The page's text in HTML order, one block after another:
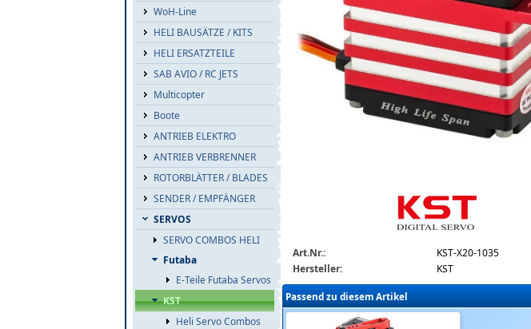
WoH-Line
HELI BAUSÄTZE / KITS
HELI ERSATZTEILE
SAB AVIO / RC JETS
Multicopter
Boote
ANTRIEB ELEKTRO
ANTRIEB VERBRENNER
ROTORBLÄTTER / BLADES
SENDER / EMPFÄNGER
SERVOS
SERVO COMBOS HELI
Futaba
E-Teile Futaba Servos
KST
Heli Servo Combos
Art.Nr.:
KST-X20-1035
Hersteller:
KST
Passend zu diesem Artikel